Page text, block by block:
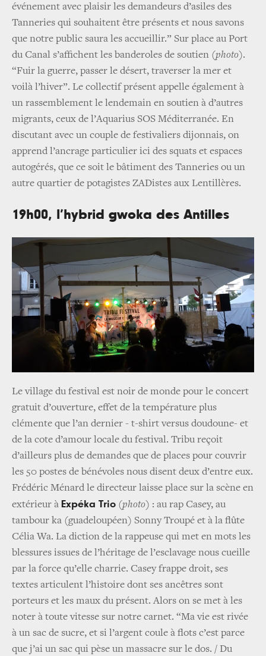
événement avec plaisir les demandeurs d’asiles des
Tanneries qui souhaitent être présents et nous savons
que notre public saura les accueillir.” Sur place au Port
du Canal s’affichent les banderoles de soutien (photo).
“Fuir la guerre, passer le désert, traverser la mer et
voilà l’hiver”. Le collectif présent appelle également à
un rassemblement le lendemain en soutien à d’autres
migrants, ceux de l’Aquarius SOS Méditerranée. En
discutant avec un couple de festivaliers dijonnais, on
apprend l’ancrage particulier ici des squats et espaces
autogérés, que ce soit le bâtiment des Tanneries ou un
autre quartier de potagistes ZADistes aux Lentillères.
19h00, l’hybrid gwoka des Antilles
Le village du festival est noir de monde pour le concert
gratuit d’ouverture, effet de la température plus
clémente que l’an dernier - t-shirt versus doudoune- et
de la cote d’amour locale du festival. Tribu reçoit
d’ailleurs plus de demandes que de places pour couvrir
les 50 postes de bénévoles nous disent deux d’entre eux.
Frédéric Ménard le directeur laisse place sur la scène en
extérieur à Expéka Trio (photo) : au rap Casey, au
tambour ka (guadeloupéen) Sonny Troupé et à la flûte
Célia Wa. La diction de la rappeuse qui met en mots les
blessures issues de l’héritage de l’esclavage nous cueille
par la force qu’elle charrie. Casey frappe droit, ses
textes articulent l’histoire dont ses ancêtres sont
porteurs et les maux du présent. Alors on se met à les
noter à toute vitesse sur notre carnet. “Ma vie est rivée
à un sac de sucre, et si l’argent coule à flots c’est parce
que j’ai un sac qui pèse un massacre sur le dos. / Du